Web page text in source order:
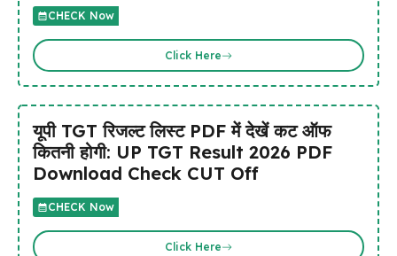
CHECK Now
Click Here
यूपी TGT रिजल्ट लिस्ट PDF में देखें कट ऑफ
कितनी होगी: UP TGT Result 2026 PDF
Download Check CUT Off
CHECK Now
Click Here